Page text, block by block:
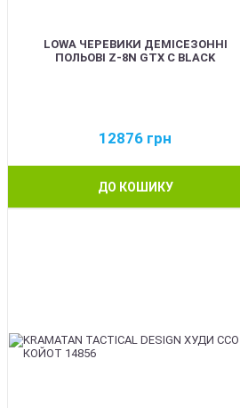
LOWA ЧЕРЕВИКИ ДЕМІСЕЗОННІ
ПОЛЬОВІ Z-8N GTX C BLACK
12876 грн
ДО КОШИКУ